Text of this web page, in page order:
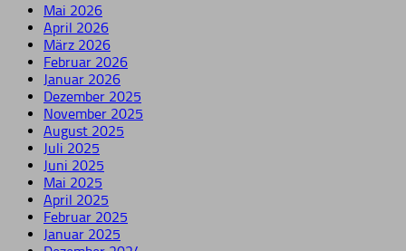
Mai 2026
April 2026
März 2026
Februar 2026
Januar 2026
Dezember 2025
November 2025
August 2025
Juli 2025
Juni 2025
Mai 2025
April 2025
Februar 2025
Januar 2025